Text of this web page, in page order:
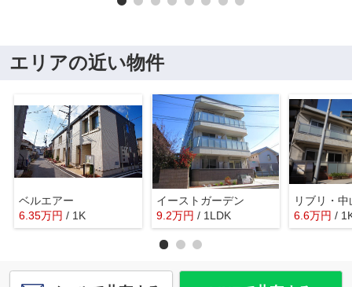
エリアの近い物件
ベルエアー
6.35万円 / 1K
イーストガーデン
9.2万円 / 1LDK
リブリ・中
6.6万円 /